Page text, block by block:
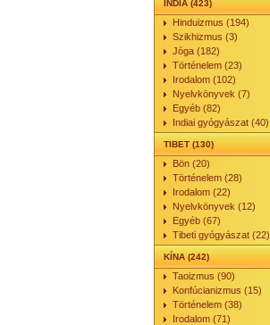
INDIA (423)
Hinduizmus (194)
Szikhizmus (3)
Jóga (182)
Történelem (23)
Irodalom (102)
Nyelvkönyvek (7)
Egyéb (82)
Indiai gyógyászat (40)
TIBET (130)
Bön (20)
Történelem (28)
Irodalom (22)
Nyelvkönyvek (12)
Egyéb (67)
Tibeti gyógyászat (22)
KÍNA (242)
Taoizmus (90)
Konfúcianizmus (15)
Történelem (38)
Irodalom (71)